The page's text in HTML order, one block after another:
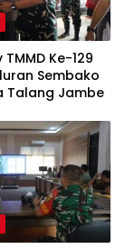
Ke-129
Sembako
Talang Jambe